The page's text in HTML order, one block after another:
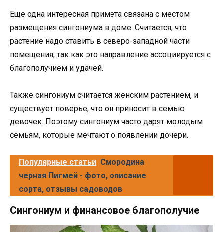
Еще одна интересная примета связана с местом
размещения сингониума в доме. Считается, что
растение надо ставить в северо-западной части
помещения, так как это направление ассоциируется с
благополучием и удачей.
Также сингониум считается женским растением, и
существует поверье, что он приносит в семью
девочек. Поэтому сингониум часто дарят молодым
семьям, которые мечтают о появлении дочери.
Популярные статьи Смородина
черная Пигмей - фото, описание
сорта, отзывы садоводов
Сингониум и финансовое благополучие